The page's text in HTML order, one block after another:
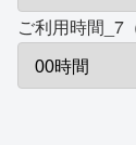
ご利用時間_7